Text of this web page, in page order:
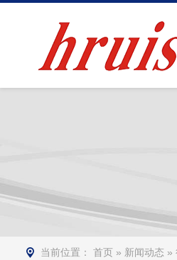
当前位置： 首页 » 新闻动态 »